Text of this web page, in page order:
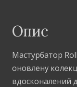
Опис
Мастурбатор
оновлену
вдосконалений